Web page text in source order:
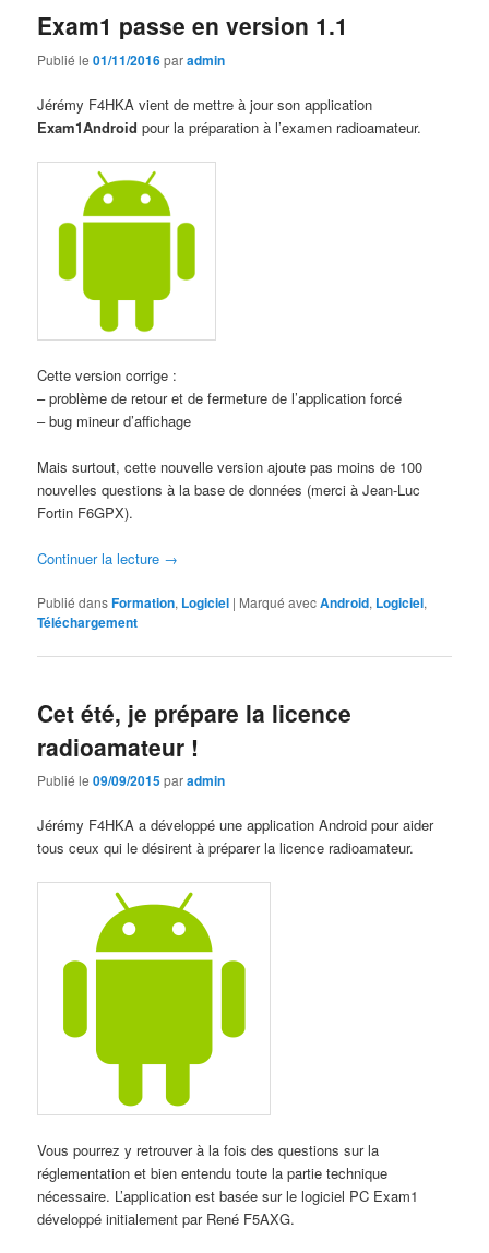
Exam1 passe en version 1.1
Publié le01/11/2016paradmin
Jérémy F4HKA vient de mettre à jour son application
Exam1Android pour la préparation à l’examen radioamateur.
Cette version corrige :
– problème de retour et de fermeture de l’application forcé
– bug mineur d’affichage
Mais surtout, cette nouvelle version ajoute pas moins de 100
nouvelles questions à la base de données (merci à Jean-Luc
Fortin F6GPX).
Continuer la lecture →
Publié dansFormation, Logiciel | Marqué avecAndroid, Logiciel,
Téléchargement
Cet été, je prépare la licence
radioamateur !
Publié le09/09/2015paradmin
Jérémy F4HKA a développé une application Android pour aider
tous ceux qui le désirent à préparer la licence radioamateur.
Vous pourrez y retrouver à la fois des questions sur la
réglementation et bien entendu toute la partie technique
nécessaire. L’application est basée sur le logiciel PC Exam1
développé initialement par René F5AXG.